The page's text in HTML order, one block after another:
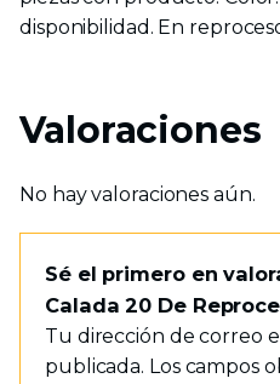
disponibilidad. En
Valoraciones
No hay valoraciones aún.
Sé el primero en
Calada 20 De
Tu dirección de correo
publicada. Los campos